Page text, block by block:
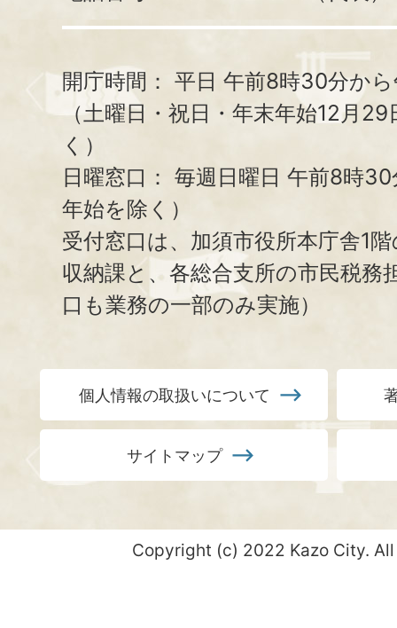
開庁時間： 平日 午前8時30分か
（土曜日・祝日・年末年始12月
く）
日曜窓口： 毎週日曜日 午前8時
年始を除く）
受付窓口は、加須市役所本庁舎1
収納課と、 各総合支所の市民税務
口も業務の一部のみ実施）
個人情報の取扱いについて
サイトマップ
Copyright (c) 2022 Kazo City.